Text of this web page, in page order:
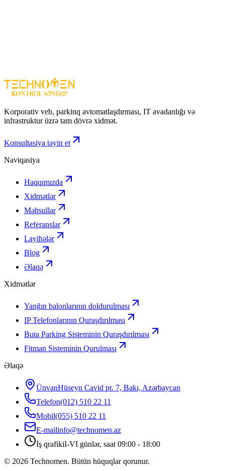
internet axtaranlar üçün ideal modem/router seçimidir.
Korporativ veb, parkinq avtomatlaşdırması, IT avadanlığı və
infrastruktur üzrə tam dövrə xidmət.
Konsultasiya təyin et
Naviqasiya
Haqqımızda
Xidmətlər
Məhsullar
Referanslar
Layihələr
Blog
Əlaqə
Xidmətlər
Yanğın balonlarının doldurulması
IP Telefonlarının Quraşdırılması
Buta Parking Sisteminin Quraşdırılması
Fitman Sisteminin Qurulması
Əlaqə
ÜnvanHüseyn Cavid pr. 7, Bakı, Azərbaycan
Telefon(012) 510 22 11
Mobil(055) 510 22 11
E-mailinfo@technomen.az
İş qrafikiI-VI günlər, saat 09:00 - 18:00
© 2026 Technomen. Bütün hüquqlar qorunur.